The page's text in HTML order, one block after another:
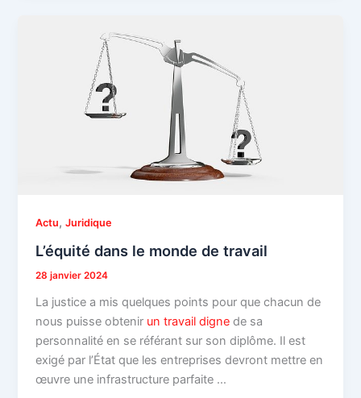
Actu,Juridique
L’équité dans le monde de travail
28 janvier 2024
La justice a mis quelques points pour que chacun de
nous puisse obtenir un travail digne de sa
personnalité en se référant sur son diplôme. Il est
exigé par l’État que les entreprises devront mettre en
œuvre une infrastructure parfaite …